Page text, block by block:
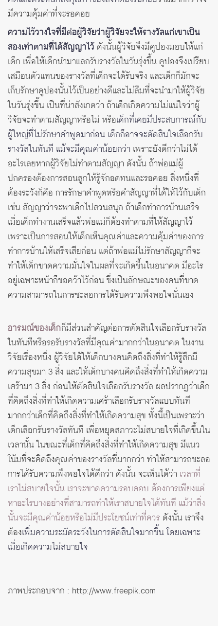
มีความคุ้มค่าที่จะรอคอย
ความไว้วางใจที่มีต่อผู้วิจัยว่าผู้วิจัยจะให้รางวัลแก่เขาเป็น
สองเท่าตามที่ได้สัญญาไว้ ดังนั้นผู้วิจัยจึงมีคูปองมอบให้แก่
เด็ก เพื่อให้เด็กนำมาแลกรับรางวัลในวันรุ่งขึ้น คูปองจึงเปรียบ
เสมือนตัวแทนของรางวัลที่เด็กจะได้รับจริง และเด็กก็มักจะ
เก็บรักษาคูปองนั้นไว้เป็นอย่างดีและไม่ลืมที่จะนำมาให้ผู้วิจัย
ในวันรุ่งขึ้น เป็นที่น่าสังเกตว่า ถ้าเด็กเกิดความไม่แน่ใจว่าผู้
วิจัยจะทำตามสัญญาหรือไม่ หรือเด็กที่เคยมีประสบการณ์กับ
ผู้ใหญ่ที่ไม่รักษาคำพูดมาก่อน เด็กก็อาจจะตัดสินใจเลือกรับ
รางวัลในทันที แม้จะมีคุณค่าน้อยกว่า เพราะยังดีกว่าไม่ได้
อะไรเลยหากผู้วิจัยไม่ทำตามสัญญา ดังนั้น ถ้าพ่อแม่ผู้
ปกครองต้องการสอนลูกให้รู้จักอดทนและรอคอย สิ่งหนึ่งที่
ต้องระวังก็คือ การรักษาคำพูดหรือคำสัญญาที่ได้ให้ไว้กับเด็ก
เช่น สัญญาว่าจะพาเด็กไปสวนสนุก ถ้าเด็กทำการบ้านเสร็จ
เมื่อเด็กทำงานเสร็จแล้วพ่อแม่ก็ต้องทำตามที่ให้สัญญาไว้
เพราะเป็นการสอนให้เด็กเห็นคุณค่าและความคุ้มค่าของการ
ทำการบ้านให้เสร็จเสียก่อน แต่ถ้าพ่อแม่ไม่รักษาสัญญาก็จะ
ทำให้เด็กขาดความมั่นใจในผลที่จะเกิดขึ้นในอนาคต มีอะไร
อยู่เฉพาะหน้าก็ขอคว้าไว้ก่อน ซึ่งเป็นลักษณะของคนที่ขาด
ความสามารถในการชะลอการได้รับความพึงพอใจนั่นเอง
อารมณ์ของเด็กก็มีส่วนสำคัญต่อการตัดสินใจเลือกรับรางวัล
ในทันทีหรือรอรับรางวัลที่มีคุณค่ามากกว่าในอนาคต ในงาน
วิจัยเรื่องหนึ่ง ผู้วิจัยได้ให้เด็กบางคนคิดถึงสิ่งที่ทำให้รู้สึกมี
ความสุขมา 3 สิ่ง และให้เด็กบางคนคิดถึงสิ่งที่ทำให้เกิดความ
เศร้ามา 3 สิ่ง ก่อนให้ตัดสินใจเลือกรับรางวัล ผลปรากฏว่าเด็ก
ที่คิดถึงสิ่งที่ทำให้เกิดความเศร้าเลือกรับรางวัลแบบทันที
มากกว่าเด็กที่คิดถึงสิ่งที่ทำให้เกิดความสุข ทั้งนี้เป็นเพราะว่า
เด็กเลือกรับรางวัลทันที เพื่อหยุดสภาวะไม่สบายใจที่เกิดขึ้นใน
เวลานั้น ในขณะที่เด็กที่คิดถึงสิ่งที่ทำให้เกิดความสุข มีแนว
โน้มที่จะคิดถึงคุณค่าของรางวัลที่มากกว่า ทำให้สามารถชะลอ
การได้รับความพึงพอใจได้ดีกว่า ดังนั้น จะเห็นได้ว่า เวลาที่
เราไม่สบายใจนั้น เราจะขาดความรอบคอบ ต้องการเพียงแต่
หาอะไรบางอย่างที่สามารถทำให้เราสบายใจได้ทันที แม้ว่าสิ่ง
นั้นจะมีคุณค่าน้อยหรือไม่มีประโยชน์เท่าที่ควร ดังนั้น เราจึง
ต้องเพิ่มความระมัดระวังในการตัดสินใจมากขึ้น โดยเฉพาะ
เมื่อเกิดความไม่สบายใจ
ภาพประกอบจาก : http://www.freepik.com